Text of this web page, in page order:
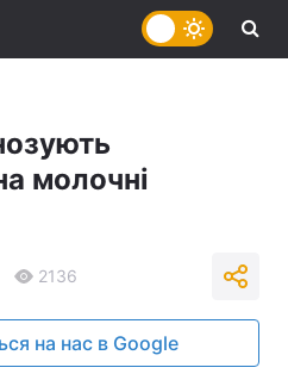
молочні
2136
на нас в Google